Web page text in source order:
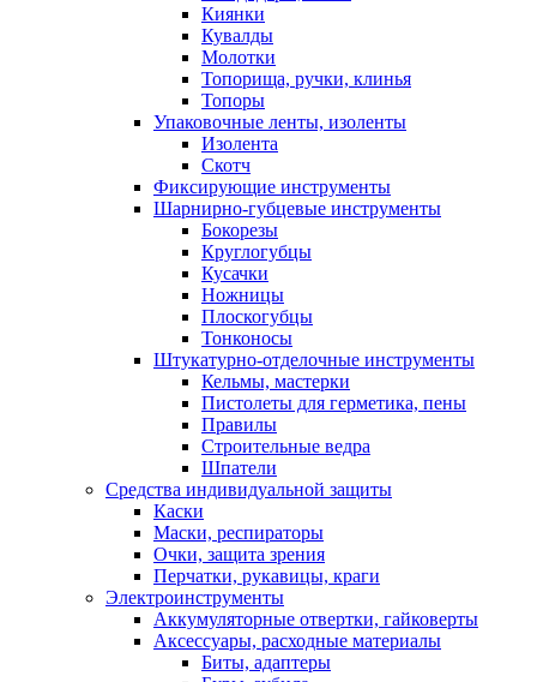
Киянки
Кувалды
Молотки
Топорища, ручки, клинья
Топоры
Упаковочные ленты, изоленты
Изолента
Скотч
Фиксирующие инструменты
Шарнирно-губцевые инструменты
Бокорезы
Круглогубцы
Кусачки
Ножницы
Плоскогубцы
Тонконосы
Штукатурно-отделочные инструменты
Кельмы, мастерки
Пистолеты для герметика, пены
Правилы
Строительные ведра
Шпатели
Средства индивидуальной защиты
Каски
Маски, респираторы
Очки, защита зрения
Перчатки, рукавицы, краги
Электроинструменты
Аккумуляторные отвертки, гайковерты
Аксессуары, расходные материалы
Биты, адаптеры